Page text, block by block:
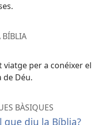
BÍBLIA
viatge per a conéixer el
de Déu.
BÀSIQUES
diu la Bíblia?